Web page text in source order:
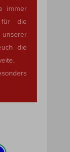
immer
die
die